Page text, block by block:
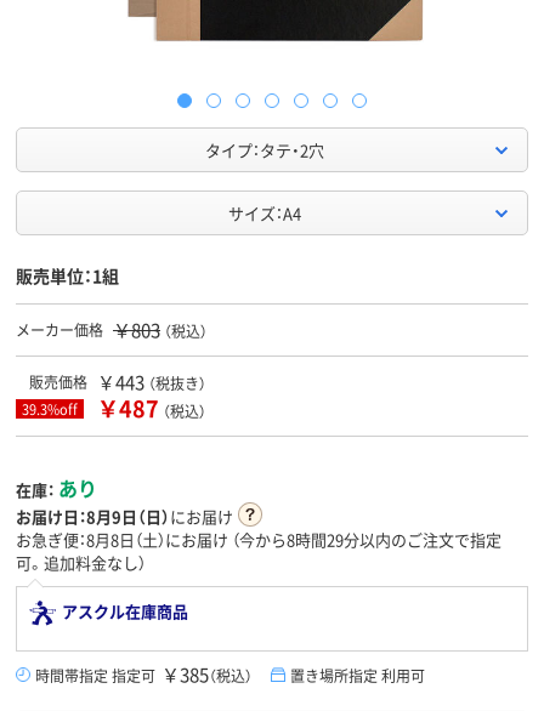
タイプ：タテ・2穴
サイズ：A4
販売単位：1組
メーカー価格 ￥803 （税込）
販売価格 ￥443 （税抜き）
39.3%off ￥487 （税込）
在庫： あり
お届け日：8月9日（日）にお届け
お急ぎ便：8月8日（土）にお届け （今から8時間29分以内のご注文で指定
可。追加料金なし）
アスクル在庫商品
時間帯指定 指定可 ￥385（税込） 置き場所指定 利用可